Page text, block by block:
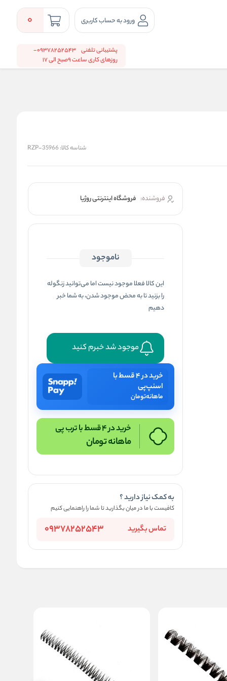
ورود به حساب کاربری 0
پشتیبانی تلفنی
09378252543-
روزهای کاری ساعت 9صبح الی 17
شناسه کالا: RZP-35966
فروشنده: فروشگاه اینترنتی روژیا
ناموجود
این کالا فعلا موجود نیست اما می‌توانید زنگوله
را بزنید تا به محض موجود شدن، به شما خبر
دهیم
موجود شد خبرم کنید
خرید در ۴ قسط با
اسنپ‌پی
ماهانهتومان
خرید در 4 قسط با ترب پی
ماهانهتومان
به کمک نیاز دارید ؟
کافیست با ما در میان بگذارید تا شما را راهنمایی کنیم
تماس بگیرید 09378252543